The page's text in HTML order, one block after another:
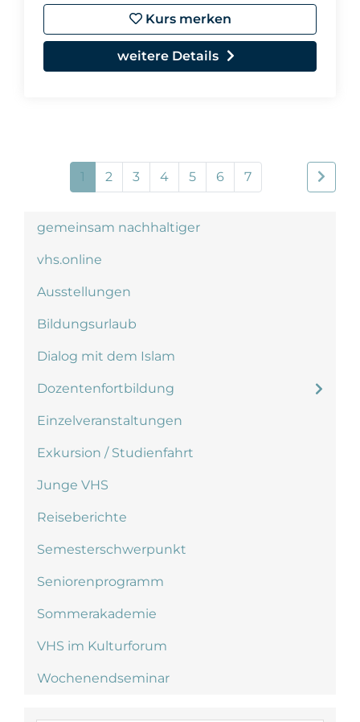
gemeinsam nachhaltiger
vhs.online
Ausstellungen
Bildungsurlaub
Dialog mit dem Islam
Dozentenfortbildung
Einzelveranstaltungen
Exkursion / Studienfahrt
Junge VHS
Reiseberichte
Semesterschwerpunkt
Seniorenprogramm
Sommerakademie
VHS im Kulturforum
Wochenendseminar
Kurs merken
weitere Details
1 2 3 4 5 6 7